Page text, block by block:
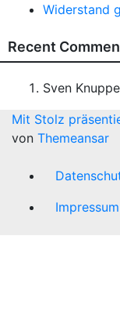
Widerstand
Recent
Sven
Mit Stolz
von Themeansar
Impressum